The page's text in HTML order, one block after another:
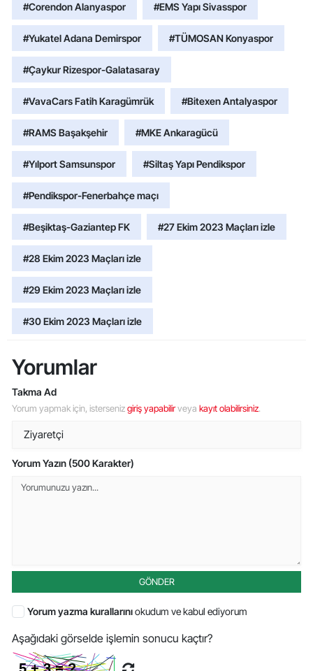
#Corendon Alanyaspor #EMS Yapı Sivasspor
#Yukatel Adana Demirspor #TÜMOSAN Konyaspor
#Çaykur Rizespor-Galatasaray
#VavaCars Fatih Karagümrük #Bitexen Antalyaspor
#RAMS Başakşehir #MKE Ankaragücü
#Yılport Samsunspor #Siltaş Yapı Pendikspor
#Pendikspor-Fenerbahçe maçı
#Beşiktaş-Gaziantep FK #27 Ekim 2023 Maçları izle
#28 Ekim 2023 Maçları izle
#29 Ekim 2023 Maçları izle
#30 Ekim 2023 Maçları izle
Yorumlar
Takma Ad
Yorum yapmak için, istersenizgiriş yapabilirveya kayıt olabilirsiniz.
Yorum Yazın (500 Karakter)
GÖNDER
Yorum yazma kurallarınıokudum ve kabul ediyorum
Aşağıdaki görselde işlemin sonucu kaçtır?